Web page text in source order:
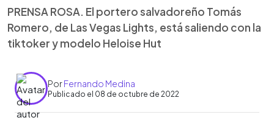
PRENSA ROSA. El portero salvadoreño Tomás
Romero, de Las Vegas Lights, está saliendo con la
tiktoker y modelo Heloise Hut
PorFernando Medina
Publicado el 08 de octubre de 2022